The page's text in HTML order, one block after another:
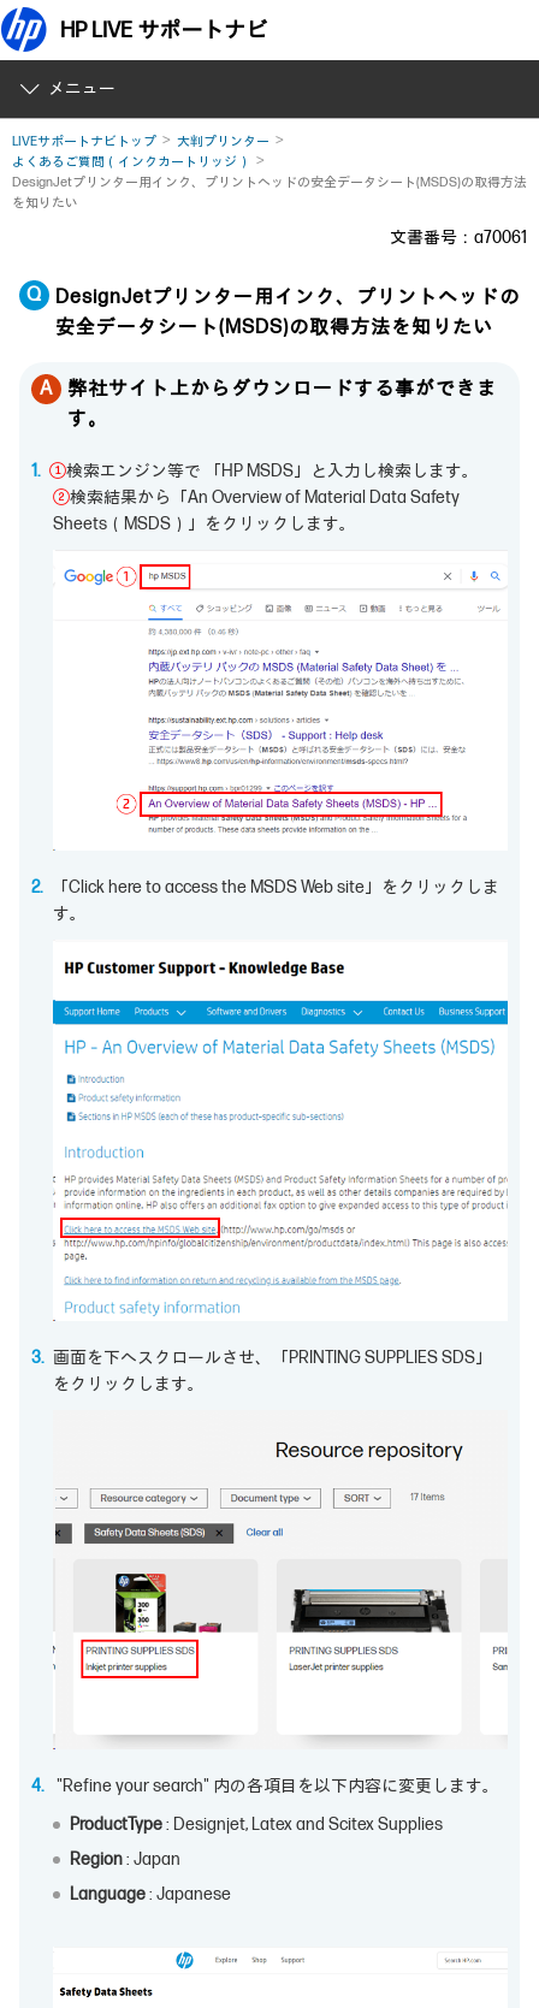
HP LIVE サポートナビ
メニュー
LIVEサポートナビトップ
大判プリンター
よくあるご質問（インクカートリッジ）
DesignJetプリンター用インク、プリントヘッドの安全データシート(MSDS)の取得方法
を知りたい
文書番号：a70061
DesignJetプリンター用インク、プリントヘッドの
安全データシート(MSDS)の取得方法を知りたい
弊社サイト上からダウンロードする事ができま
す。
①検索エンジン等で 「HP MSDS」と入力し検索します。
②検索結果から「An Overview of Material Data Safety
Sheets（MSDS）」をクリックします。
「Click here to access the MSDS Web site」をクリックしま
す。
画面を下へスクロールさせ、「PRINTING SUPPLIES SDS」
をクリックします。
"Refine your search" 内の各項目を以下内容に変更します。
ProductType: Designjet, Latex and Scitex Supplies
Region: Japan
Language: Japanese